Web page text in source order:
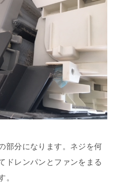
部分になります。ネジを何
ドレンパンとファンをまる
。